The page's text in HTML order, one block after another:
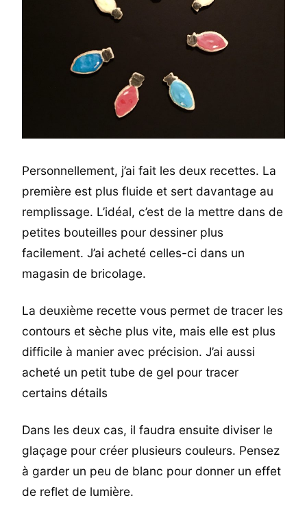
Personnellement, j’ai fait les deux recettes. La
première est plus fluide et sert davantage au
remplissage. L’idéal, c’est de la mettre dans de
petites bouteilles pour dessiner plus
facilement. J’ai acheté celles-ci dans un
magasin de bricolage.
La deuxième recette vous permet de tracer les
contours et sèche plus vite, mais elle est plus
difficile à manier avec précision. J’ai aussi
acheté un petit tube de gel pour tracer
certains détails
Dans les deux cas, il faudra ensuite diviser le
glaçage pour créer plusieurs couleurs. Pensez
à garder un peu de blanc pour donner un effet
de reflet de lumière.